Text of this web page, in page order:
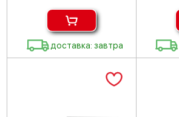
доставка: завтра